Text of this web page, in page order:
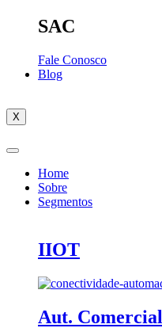
SAC
Fale Conosco
Blog
X
Home
Sobre
Segmentos
IIOT
Aut. Comercial